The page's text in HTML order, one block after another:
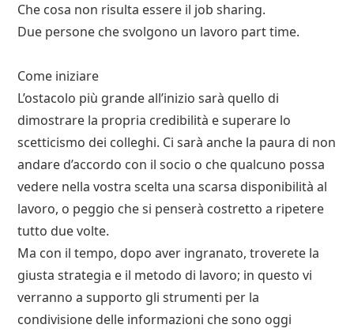
Che cosa non risulta essere il job sharing.
Due persone che svolgono un lavoro part time.
Come iniziare
L’ostacolo più grande all’inizio sarà quello di
dimostrare la propria credibilità e superare lo
scetticismo dei colleghi. Ci sarà anche la paura di non
andare d’accordo con il socio o che qualcuno possa
vedere nella vostra scelta una scarsa disponibilità al
lavoro, o peggio che si penserà costretto a ripetere
tutto due volte.
Ma con il tempo, dopo aver ingranato, troverete la
giusta strategia e il metodo di lavoro; in questo vi
verranno a supporto gli strumenti per la
condivisione delle informazioni che sono oggi